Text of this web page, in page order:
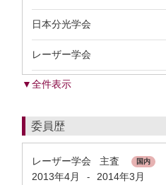
日本分光学会
レーザー学会
▼全件表示
委員歴
レーザー学会 主査 国内
2013年4月 - 2014年3月